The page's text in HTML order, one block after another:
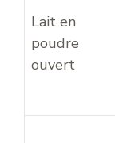
Lait en
poudre
ouvert